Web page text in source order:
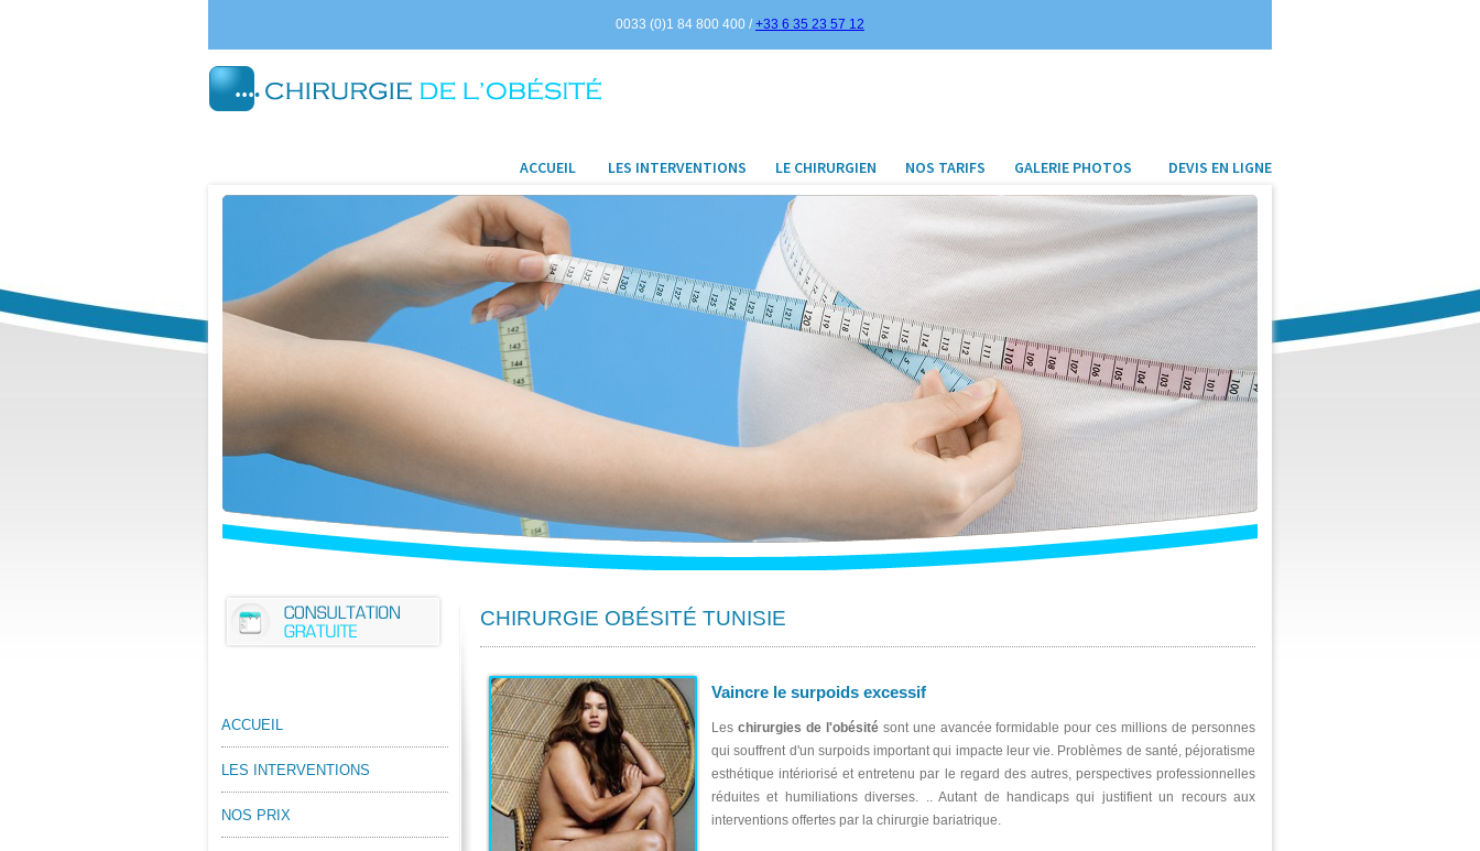
0033 (0)1 84 800 400 /+33 6 35 23 57 12
ACCUEIL LES INTERVENTIONS LE CHIRURGIEN NOS TARIFS GALERIE PHOTOS DEVIS EN LIGNE
ACCUEIL
LES INTERVENTIONS
NOS PRIX
CHIRURGIE OBÉSITÉ TUNISIE
Vaincre le surpoids excessif
Les chirurgies de l'obésitésont une avancée formidable pour ces millions de personnes
qui souffrent d'un surpoids important qui impacte leur vie. Problèmes de santé, péjoratisme
esthétique intériorisé et entretenu par le regard des autres, perspectives professionnelles
réduites et humiliations diverses. .. Autant de handicaps qui justifient un recours aux
interventions offertes par la chirurgie bariatrique.